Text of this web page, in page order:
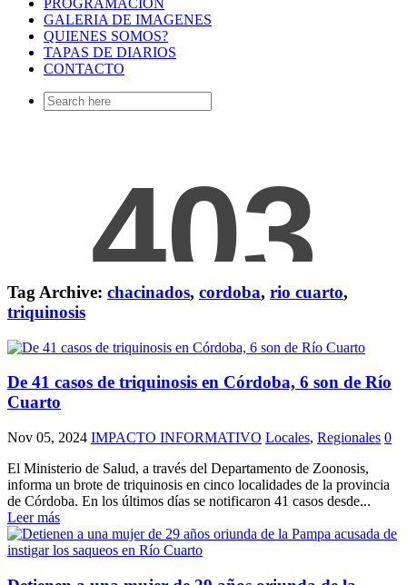
PROGRAMACIÓN
GALERIA DE IMAGENES
QUIENES SOMOS?
TAPAS DE DIARIOS
CONTACTO
Search
for:
Tag Archive: chacinados, cordoba, rio cuarto,
triquinosis
De 41 casos de triquinosis en Córdoba, 6 son de Río
Cuarto
Nov 05, 2024 IMPACTO INFORMATIVO Locales, Regionales 0
El Ministerio de Salud, a través del Departamento de Zoonosis,
informa un brote de triquinosis en cinco localidades de la provincia
de Córdoba. En los últimos días se notificaron 41 casos desde...
Leer más